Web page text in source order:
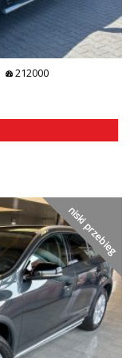
212000
niski przebieg